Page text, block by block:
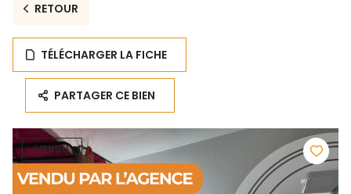
RETOUR
TÉLÉCHARGER LA FICHE
PARTAGER CE BIEN
VENDU